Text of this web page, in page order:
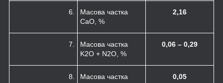
6.
Масова частка
CaO, %
2,16
7.
Масова частка
K2O + N2O, %
0,06 – 0,29
8.
Масова частка
0,05